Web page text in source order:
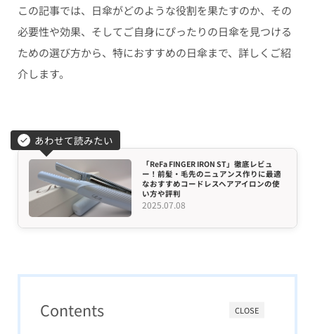
この記事では、日傘がどのような役割を果たすのか、その
必要性や効果、そしてご自身にぴったりの日傘を見つける
ための選び方から、特におすすめの日傘まで、詳しくご紹
介します。
あわせて読みたい
「ReFa FINGER IRON ST」徹底レビュ
ー！前髪・毛先のニュアンス作りに最適
なおすすめコードレスヘアアイロンの使
い方や評判
2025.07.08
CLOSE
Contents